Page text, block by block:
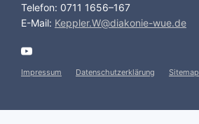
Telefon: 0711 1656–167
E-Mail: Keppler.W@diakonie-wue.de
Impressum Datenschutzerklärung Sitemap